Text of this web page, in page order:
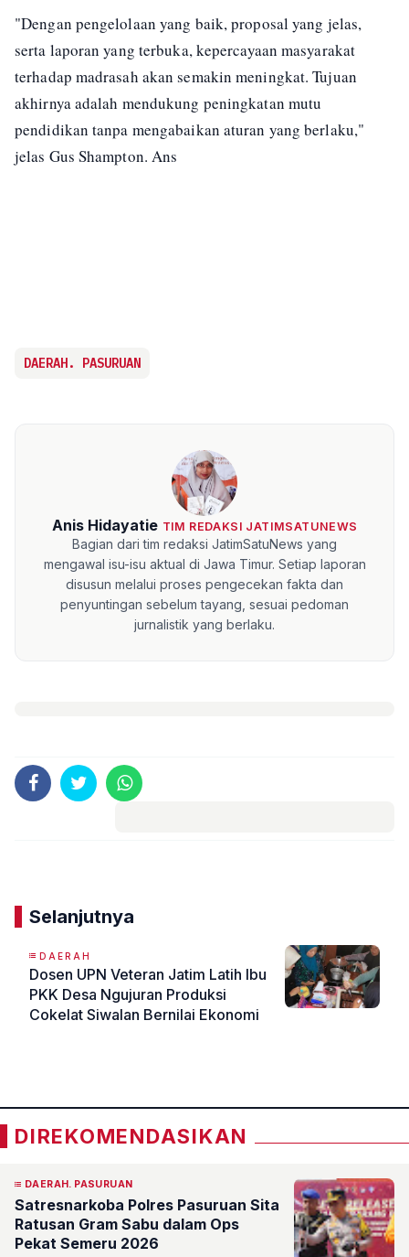
"Dengan pengelolaan yang baik, proposal yang jelas,
serta laporan yang terbuka, kepercayaan masyarakat
terhadap madrasah akan semakin meningkat. Tujuan
akhirnya adalah mendukung peningkatan mutu
pendidikan tanpa mengabaikan aturan yang berlaku,"
jelas Gus Shampton. Ans
DAERAH. PASURUAN
Anis Hidayatie TIM REDAKSI JATIMSATUNEWS
Bagian dari tim redaksi JatimSatuNews yang
mengawal isu-isu aktual di Jawa Timur. Setiap laporan
disusun melalui proses pengecekan fakta dan
penyuntingan sebelum tayang, sesuai pedoman
jurnalistik yang berlaku.
Selanjutnya
DAERAH
Dosen UPN Veteran Jatim Latih Ibu
PKK Desa Ngujuran Produksi
Cokelat Siwalan Bernilai Ekonomi
DIREKOMENDASIKAN
DAERAH. PASURUAN
Satresnarkoba Polres Pasuruan Sita
Ratusan Gram Sabu dalam Ops
Pekat Semeru 2026